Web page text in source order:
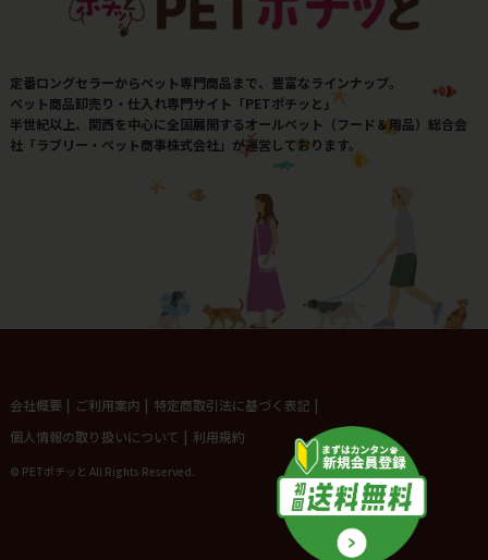
定番ロングセラーからペット専門商品まで、豊富なラインナップ。
ペット商品卸売り・仕入れ専門サイト「PETポチッと」
半世紀以上、関西を中心に全国展開するオールペット（フード＆用品）総合会
社「ラブリー・ペット商事株式会社」が運営しております。
会社概要 | ご利用案内 | 特定商取引法に基づく表記 |
個人情報の取り扱いについて | 利用規約
© PETポチッと All Rights Reserved.